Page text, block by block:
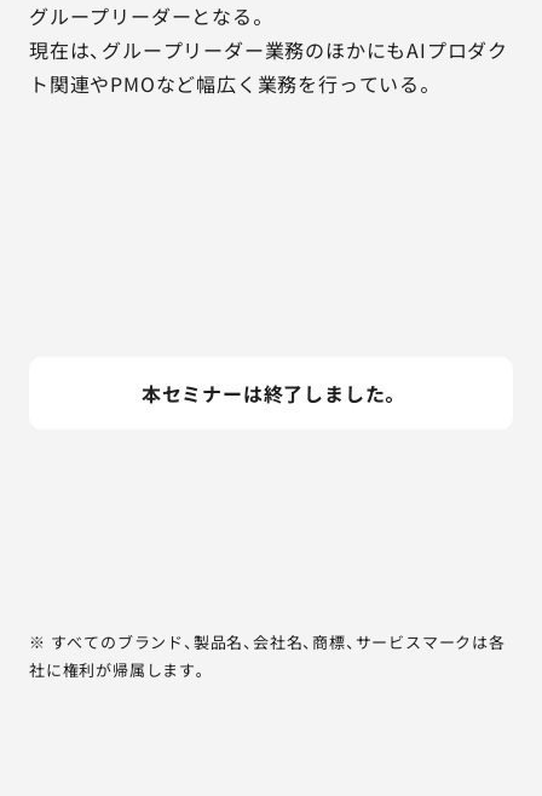
グループリーダーとなる。
現在は、グループリーダー業務のほかにもAIプロダク
ト関連やPMOなど幅広く業務を行っている。
本セミナーは終了しました。
※ すべてのブランド、製品名、会社名、商標、サービスマークは各
社に権利が帰属します。